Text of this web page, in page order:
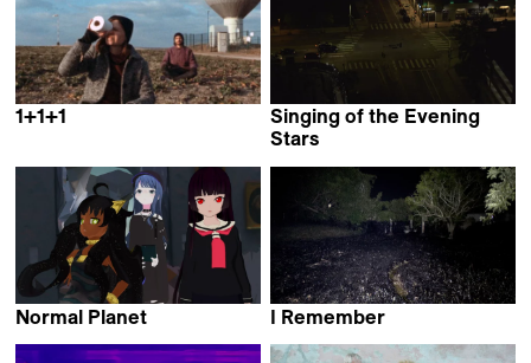
1+1+1
Singing of the Evening
Stars
Normal Planet
I Remember